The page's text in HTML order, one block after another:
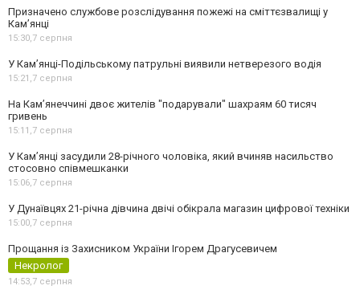
Призначено службове розслідування пожежі на сміттєзвалищі у
Кам’янці
15:30,7 серпня
У Кам’янці-Подільському патрульні виявили нетверезого водія
15:21,7 серпня
На Камʼянеччині двоє жителів "подарували" шахраям 60 тисяч
гривень
15:11,7 серпня
У Камʼянці засудили 28-річного чоловіка, який вчиняв насильство
стосовно співмешканки
15:06,7 серпня
У Дунаївцях 21-річна дівчина двічі обікрала магазин цифрової техніки
15:00,7 серпня
Прощання із Захисником України Ігорем Драгусевичем
Некролог
14:53,7 серпня